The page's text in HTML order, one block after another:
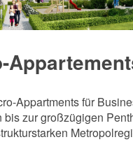
Appartments für
bis zur großzügigen